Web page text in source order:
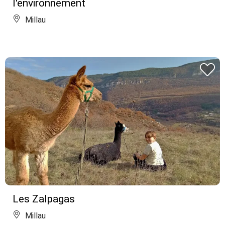
l'environnement
Millau
Les Zalpagas
Millau